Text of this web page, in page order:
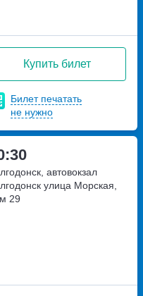
Купить билет
Билет печатать
не нужно
автовокзал
улица Морская,
29